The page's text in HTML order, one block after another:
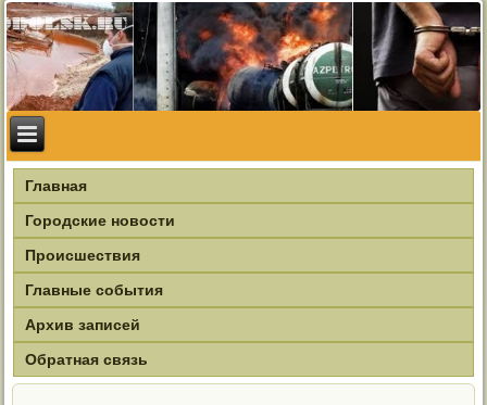
Главная
Городские новости
Происшествия
Главные события
Архив записей
Обратная связь